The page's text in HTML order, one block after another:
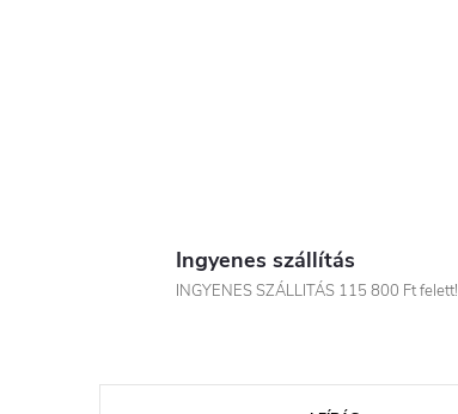
Ingyenes szállítás
INGYENES SZÁLLITÁS 115 800 Ft felett!